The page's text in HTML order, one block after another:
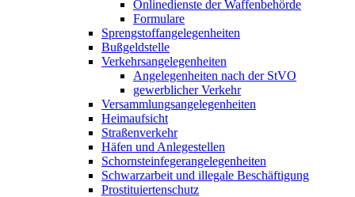
Onlinedienste der Waffenbehörde
Formulare
Sprengstoff­angelegenheiten
Bußgeldstelle
Verkehrsangelegenheiten
Angelegenheiten nach der StVO
gewerblicher Verkehr
Versammlungs­angelegenheiten
Heimaufsicht
Straßenverkehr
Häfen und Anlegestellen
Schornsteinfeger­angelegenheiten
Schwarzarbeit und illegale Beschäftigung
Prostituiertenschutz